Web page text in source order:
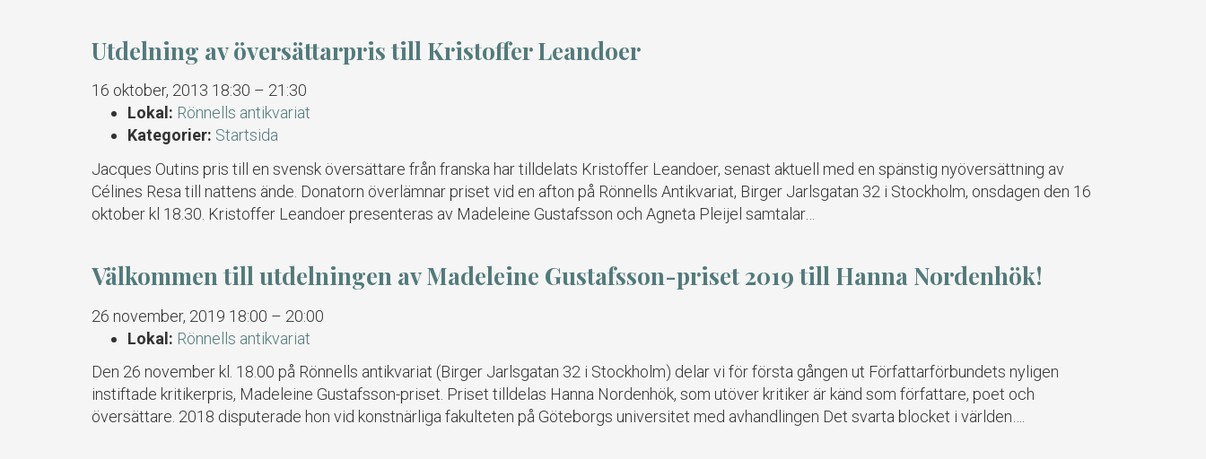
Utdelning av översättarpris till Kristoffer Leandoer
16 oktober, 2013 18:30 – 21:30
Lokal: Rönnells antikvariat
Kategorier: Startsida
Jacques Outins pris till en svensk översättare från franska har tilldelats Kristoffer Leandoer, senast aktuell med en spänstig nyöversättning av
Célines Resa till nattens ände. Donatorn överlämnar priset vid en afton på Rönnells Antikvariat, Birger Jarlsgatan 32 i Stockholm, onsdagen den 16
oktober kl 18.30. Kristoffer Leandoer presenteras av Madeleine Gustafsson och Agneta Pleijel samtalar…
Välkommen till utdelningen av Madeleine Gustafsson-priset 2019 till Hanna Nordenhök!
26 november, 2019 18:00 – 20:00
Lokal: Rönnells antikvariat
Den 26 november kl. 18.00 på Rönnells antikvariat (Birger Jarlsgatan 32 i Stockholm) delar vi för första gången ut Författarförbundets nyligen
instiftade kritikerpris, Madeleine Gustafsson-priset. Priset tilldelas Hanna Nordenhök, som utöver kritiker är känd som författare, poet och
översättare. 2018 disputerade hon vid konstnärliga fakulteten på Göteborgs universitet med avhandlingen Det svarta blocket i världen….